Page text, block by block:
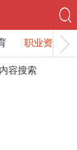
职业资格
容搜索